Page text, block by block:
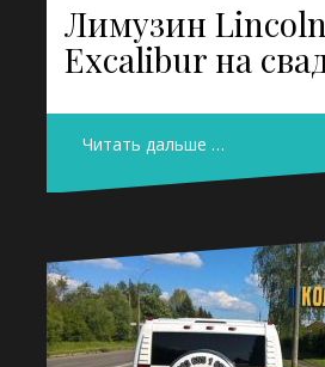
Лимузин Lincoln
Excalibur на
Читать дальше …